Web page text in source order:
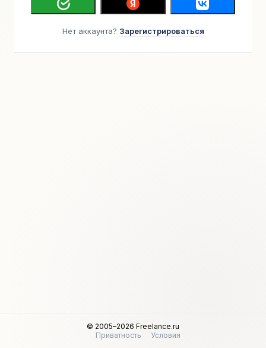
Нет аккаунта? Зарегистрироваться
© 2005–2026 Freelance.ru
Приватность
Условия